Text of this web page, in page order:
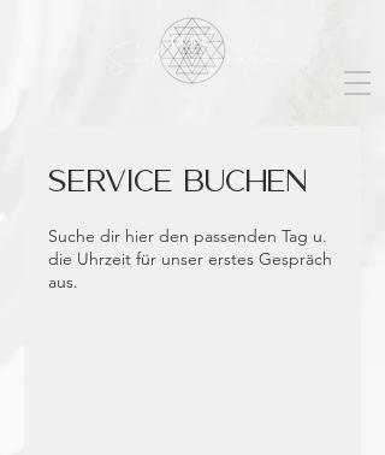
Seelensignatur
Deine
Service buchen
Suche dir hier den passenden Tag u.
die Uhrzeit für unser erstes Gespräch
aus.